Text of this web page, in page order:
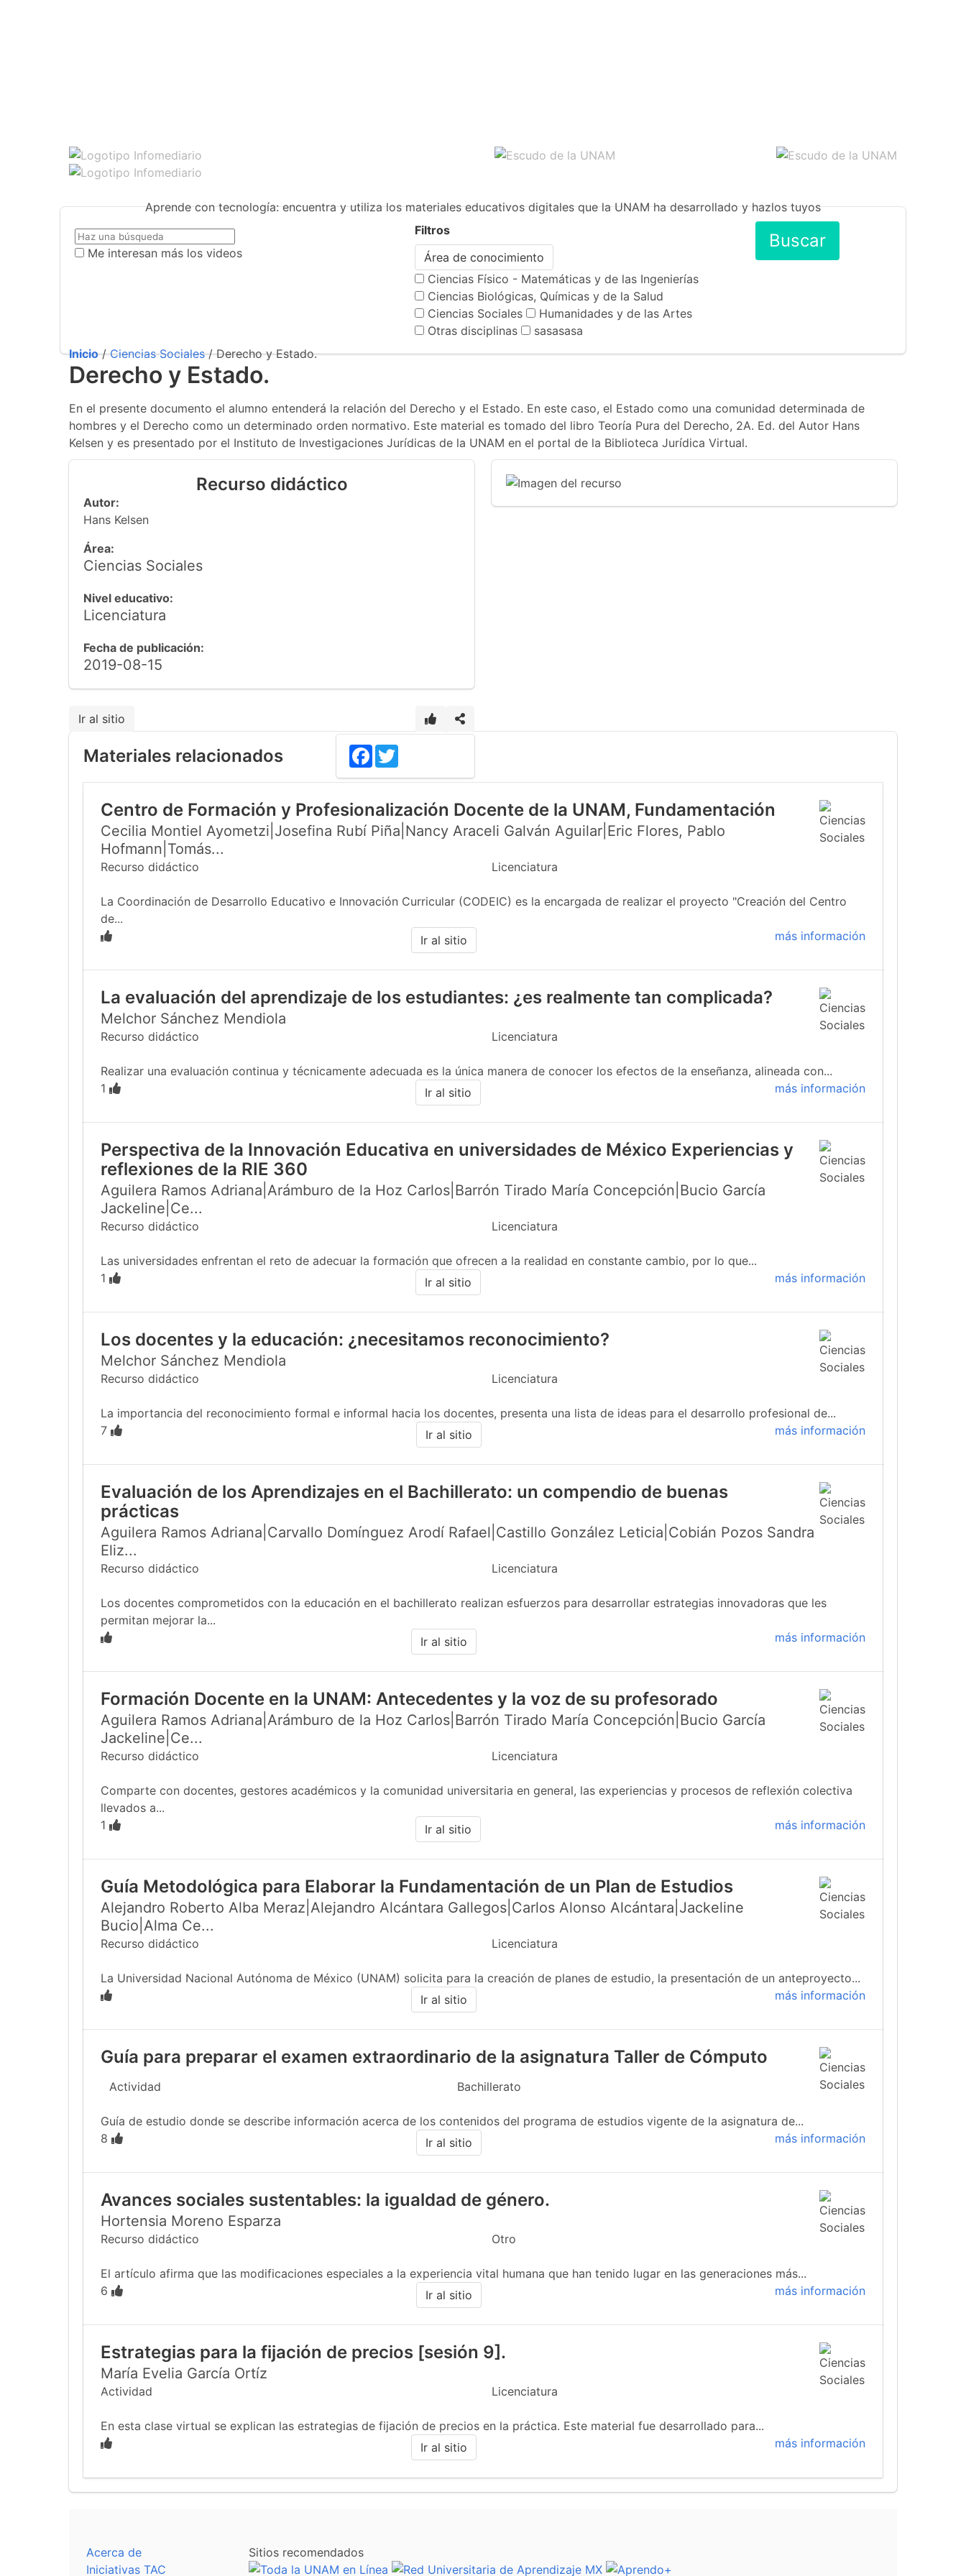
Aprende con tecnología: encuentra y utiliza los materiales educativos digitales que la UNAM ha desarrollado y hazlos tuyos
Me interesan más los videos
Filtros
Área de conocimiento
Ciencias Físico - Matemáticas y de las Ingenierías
Ciencias Biológicas, Químicas y de la Salud
Ciencias Sociales
Humanidades y de las Artes
Otras disciplinas
sasasasa
Buscar
Inicio/Ciencias Sociales/ Derecho y Estado.
Derecho y Estado.
En el presente documento el alumno entenderá la relación del Derecho y el Estado. En este caso, el Estado como una comunidad determinada de
hombres y el Derecho como un determinado orden normativo. Este material es tomado del libro Teoría Pura del Derecho, 2A. Ed. del Autor Hans
Kelsen y es presentado por el Instituto de Investigaciones Jurídicas de la UNAM en el portal de la Biblioteca Jurídica Virtual.
Recurso didáctico
Autor:
Hans Kelsen
Área:
Ciencias Sociales
Nivel educativo:
Licenciatura
Fecha de publicación:
2019-08-15
Ir al sitio
Facebook
Materiales relacionados
Centro de Formación y Profesionalización Docente de la UNAM, Fundamentación
Cecilia Montiel Ayometzi|Josefina Rubí Piña|Nancy Araceli Galván Aguilar|Eric Flores, Pablo
Hofmann|Tomás...
Recurso didáctico Licenciatura
La Coordinación de Desarrollo Educativo e Innovación Curricular (CODEIC) es la encargada de realizar el proyecto "Creación del Centro
de...
más información
Ir al sitio
La evaluación del aprendizaje de los estudiantes: ¿es realmente tan complicada?
Melchor Sánchez Mendiola
Recurso didáctico Licenciatura
Realizar una evaluación continua y técnicamente adecuada es la única manera de conocer los efectos de la enseñanza, alineada con...
1
más información
Ir al sitio
Perspectiva de la Innovación Educativa en universidades de México Experiencias y
reflexiones de la RIE 360
Aguilera Ramos Adriana|Arámburo de la Hoz Carlos|Barrón Tirado María Concepción|Bucio García
Jackeline|Ce...
Recurso didáctico Licenciatura
Las universidades enfrentan el reto de adecuar la formación que ofrecen a la realidad en constante cambio, por lo que...
1
más información
Ir al sitio
Los docentes y la educación: ¿necesitamos reconocimiento?
Melchor Sánchez Mendiola
Recurso didáctico Licenciatura
La importancia del reconocimiento formal e informal hacia los docentes, presenta una lista de ideas para el desarrollo profesional de...
7
más información
Ir al sitio
Evaluación de los Aprendizajes en el Bachillerato: un compendio de buenas
prácticas
Aguilera Ramos Adriana|Carvallo Domínguez Arodí Rafael|Castillo González Leticia|Cobián Pozos Sandra
Eliz...
Recurso didáctico Licenciatura
Los docentes comprometidos con la educación en el bachillerato realizan esfuerzos para desarrollar estrategias innovadoras que les
permitan mejorar la...
más información
Ir al sitio
Formación Docente en la UNAM: Antecedentes y la voz de su profesorado
Aguilera Ramos Adriana|Arámburo de la Hoz Carlos|Barrón Tirado María Concepción|Bucio García
Jackeline|Ce...
Recurso didáctico Licenciatura
Comparte con docentes, gestores académicos y la comunidad universitaria en general, las experiencias y procesos de reflexión colectiva
llevados a...
1
más información
Ir al sitio
Guía Metodológica para Elaborar la Fundamentación de un Plan de Estudios
Alejandro Roberto Alba Meraz|Alejandro Alcántara Gallegos|Carlos Alonso Alcántara|Jackeline
Bucio|Alma Ce...
Recurso didáctico Licenciatura
La Universidad Nacional Autónoma de México (UNAM) solicita para la creación de planes de estudio, la presentación de un anteproyecto...
más información
Ir al sitio
Guía para preparar el examen extraordinario de la asignatura Taller de Cómputo
Actividad Bachillerato
Guía de estudio donde se describe información acerca de los contenidos del programa de estudios vigente de la asignatura de...
8
más información
Ir al sitio
Avances sociales sustentables: la igualdad de género.
Hortensia Moreno Esparza
Recurso didáctico Otro
El artículo afirma que las modificaciones especiales a la experiencia vital humana que han tenido lugar en las generaciones más...
6
más información
Ir al sitio
Estrategias para la fijación de precios [sesión 9].
María Evelia García Ortíz
Actividad Licenciatura
En esta clase virtual se explican las estrategias de fijación de precios en la práctica. Este material fue desarrollado para...
más información
Ir al sitio
Acerca de
Iniciativas TAC
Sitios recomendados